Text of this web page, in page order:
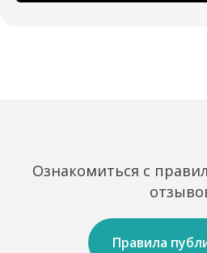
Ознакомиться с
Правила